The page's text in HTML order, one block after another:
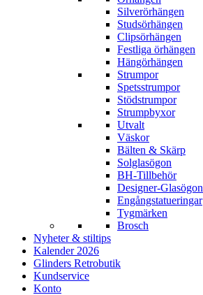
Silverörhängen
Studsörhängen
Clipsörhängen
Festliga örhängen
Hängörhängen
Strumpor
Spetsstrumpor
Stödstrumpor
Strumpbyxor
Utvalt
Väskor
Bälten & Skärp
Solglasögon
BH-Tillbehör
Designer-Glasögon
Engångstatueringar
Tygmärken
Brosch
Nyheter & stiltips
Kalender 2026
Glinders Retrobutik
Kundservice
Konto